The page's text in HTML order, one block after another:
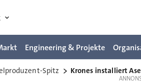
Engineering & Projekte
Spitz Krones installiert